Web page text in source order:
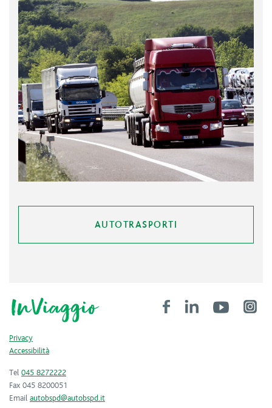
AUTOTRASPORTI
Privacy
Accessibilità
Tel 045 8272222
Fax 045 8200051
Email autobspd@autobspd.it